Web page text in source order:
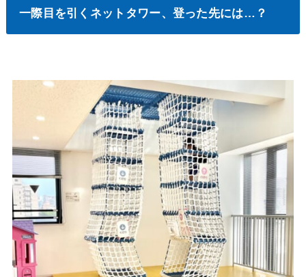
一際目を引くネットタワー、登った先には…？